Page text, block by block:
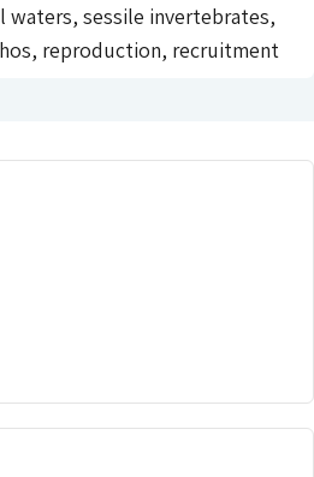
waters, sessile invertebrates,
reproduction, recruitment